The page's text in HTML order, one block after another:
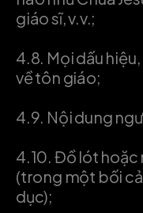
giáo sĩ, v.v.;
4.8. Mọi dấu
về tôn giáo;
4.9. Nội dung
4.10. Đồ lót hoặc
(trong một bối
dục);